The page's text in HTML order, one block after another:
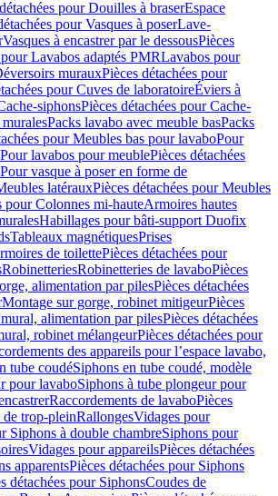
pour Douilles à braserEspace
pour Vasques à poserLave-
Vasques à encastrer par le dessousPièces
Lavabos adaptés PMRLavabos pour
murauxPièces détachées pour
pour Cuves de laboratoireÉviers à
siphonsPièces détachées pour Cache-
Packs lavabo avec meuble basPacks
pour Meubles bas pour lavaboPour
Pour lavabos pour meublePièces détachées
Pour vasque à poser en forme de
latérauxPièces détachées pour Meubles
pour Colonnes mi-hauteArmoires hautes
Habillages pour bâti-support Duofix
Tableaux magnétiquesPrises
de toilettePièces détachées pour
RobinetteriesRobinetteries de lavaboPièces
alimentation par pilesPièces détachées
Montage sur gorge, robinet mitigeurPièces
alimentation par pilesPièces détachées
robinet mélangeurPièces détachées pour
des appareils pour l’espace lavabo,
tube coudéSiphons en tube coudé, modèle
pour lavaboSiphons à tube plongeur pour
Raccordements de lavaboPièces
de trop-pleinRallongesVidages pour
Siphons à double chambreSiphons pour
Vidages pour appareilsPièces détachées
apparentsPièces détachées pour Siphons
détachées pour SiphonsCoudes de